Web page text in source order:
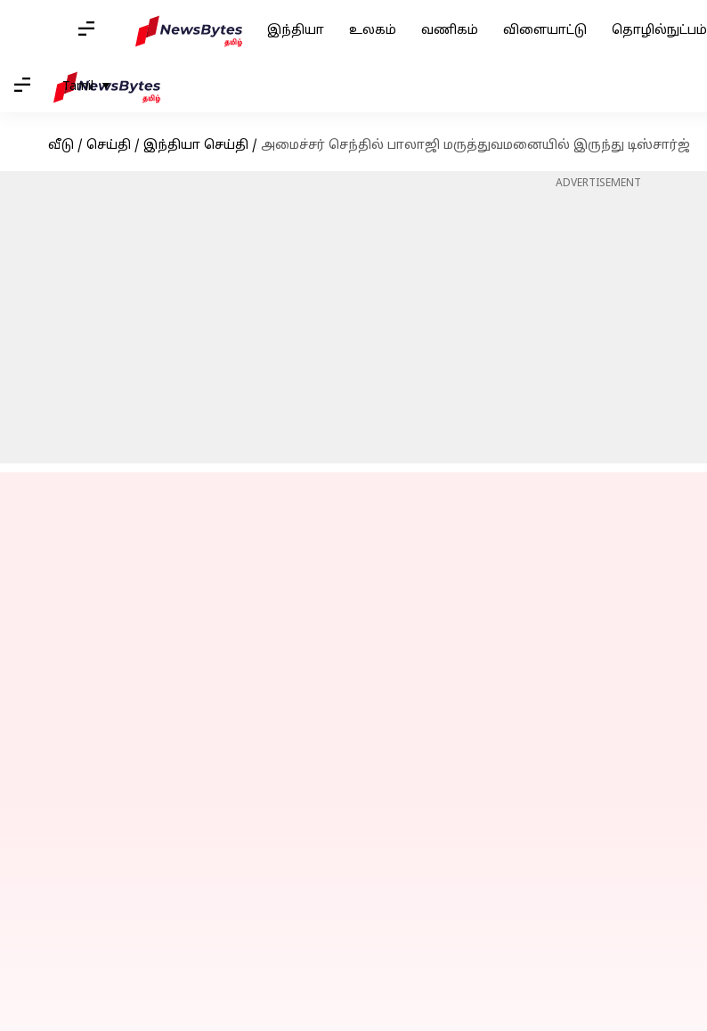
இந்தியா உலகம் வணிகம் விளையாட்டு தொழில்நுட்பம்
Tamil
வீடு / செய்தி / இந்தியா செய்தி / அமைச்சர் செந்தில் பாலாஜி மருத்துவமனையில் இருந்து டிஸ்சார்ஜ்
ADVERTISEMENT